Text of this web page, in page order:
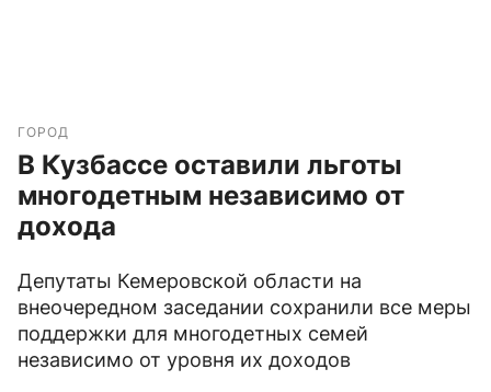
ГОРОД
В Кузбассе оставили льготы
многодетным независимо от
дохода
Депутаты Кемеровской области на
внеочередном заседании сохранили все меры
поддержки для многодетных семей
независимо от уровня их доходов